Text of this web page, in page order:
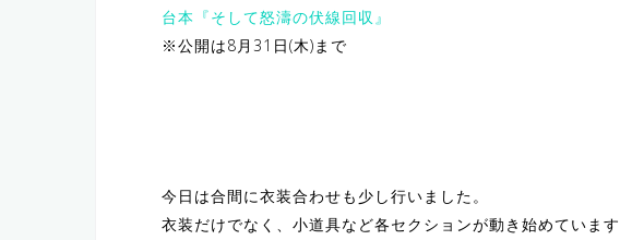
台本『そして怒濤の伏線回収』
※公開は8月31日(木)まで
今日は合間に衣装合わせも少し行いました。
衣装だけでなく、小道具など各セクションが動き始めています